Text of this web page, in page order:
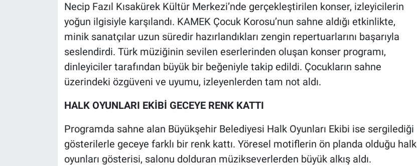
Necip Fazıl Kısakürek Kültür Merkezi’nde gerçekleştirilen konser, izleyicilerin
yoğun ilgisiyle karşılandı. KAMEK Çocuk Korosu’nun sahne aldığı etkinlikte,
minik sanatçılar uzun süredir hazırlandıkları zengin repertuarlarını başarıyla
seslendirdi. Türk müziğinin sevilen eserlerinden oluşan konser programı,
dinleyiciler tarafından büyük bir beğeniyle takip edildi. Çocukların sahne
üzerindeki özgüveni ve uyumu, izleyenlerden tam not aldı.
HALK OYUNLARI EKİBİ GECEYE RENK KATTI
Programda sahne alan Büyükşehir Belediyesi Halk Oyunları Ekibi ise sergilediği
gösterilerle geceye farklı bir renk kattı. Yöresel motiflerin ön planda olduğu halk
oyunları gösterisi, salonu dolduran müzikseverlerden büyük alkış aldı.